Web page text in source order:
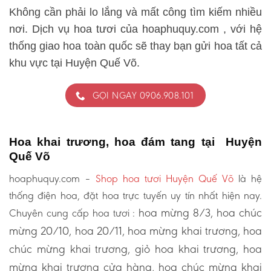
Không cần phải lo lắng và mất công tìm kiếm nhiều
nơi. Dịch vụ hoa tươi của hoaphuquy.com , với hệ
thống giao hoa toàn quốc sẽ thay bạn gửi hoa tất cả
khu vực tại Huyện Quế Võ.
GỌI NGAY 0906.908.101
Hoa khai trương, hoa đám tang tại Huyện
Quế Võ
hoaphuquy.com – Shop hoa tươi Huyện Quế Võ là hệ
thống điện hoa, đặt hoa trực tuyến uy tín nhất hiện nay.
Chuyên cung cấp hoa tươi : hoa mừng 8/3, hoa chúc
mừng 20/10, hoa 20/11, hoa mừng khai trương, hoa
chúc mừng khai trương, giỏ hoa khai trương, hoa
mừng khai trương cửa hàng, hoa chúc mừng khai